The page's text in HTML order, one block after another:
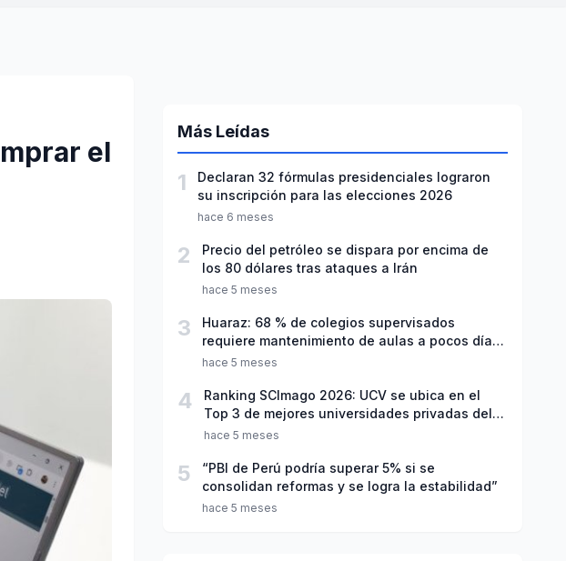
el
Más Leídas
1
Declaran 32 fórmulas presidenciales lograron
su inscripción para las elecciones 2026
hace 6 meses
2
Precio del petróleo se dispara por encima de
los 80 dólares tras ataques a Irán
hace 5 meses
3
Huaraz: 68 % de colegios supervisados
requiere mantenimiento de aulas a pocos días
de inicio del año escolar 2026
hace 5 meses
4
Ranking SCImago 2026: UCV se ubica en el
Top 3 de mejores universidades privadas del
Perú
hace 5 meses
5
“PBI de Perú podría superar 5% si se
consolidan reformas y se logra la estabilidad”
hace 5 meses